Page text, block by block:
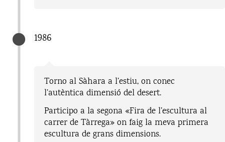
1986
Torno al Sàhara a l’estiu, on conec
l’autèntica dimensió del desert.
Participo a la segona «Fira de l’escultura al
carrer de Tàrrega» on faig la meva primera
escultura de grans dimensions.